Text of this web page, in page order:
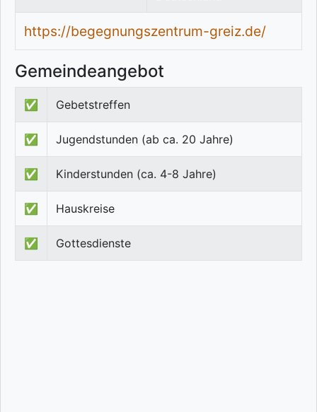
https://begegnungszentrum-greiz.de/
Gemeindeangebot
✅ Gebetstreffen
✅ Jugendstunden (ab ca. 20 Jahre)
✅ Kinderstunden (ca. 4-8 Jahre)
✅ Hauskreise
✅ Gottesdienste